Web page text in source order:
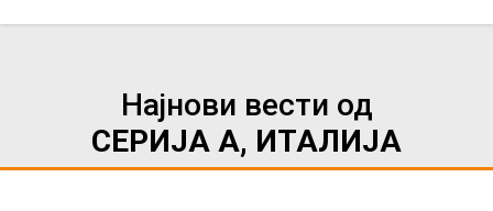
Најнови вести од
СЕРИЈА А, ИТАЛИЈА